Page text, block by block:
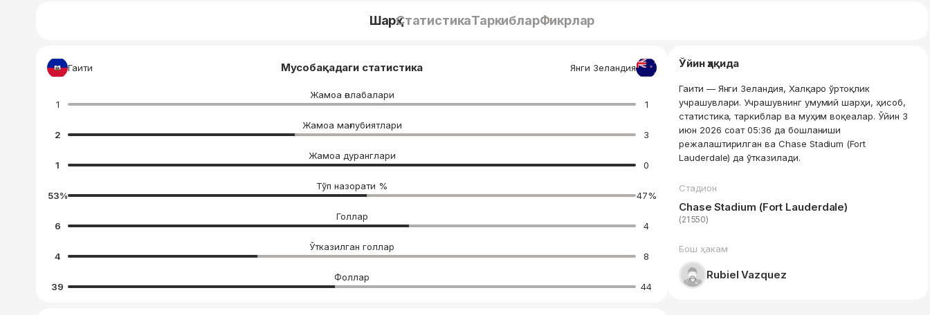
ШарҳСтатистикаТаркибларФикрлар
Гаити Мусобақадаги статистика Янги Зеландия
Жамоа ғалабалари
1
1
Жамоа мағлубиятлари
2
3
Жамоа дуранглари
1
0
Тўп назорати %
53% 47%
Голлар
6
4
Ўтказилган голлар
4
8
Фоллар
39
44
Ўйин ҳақида
Гаити — Янги Зеландия, Халқаро ўртоқлик
учрашувлари. Учрашувнинг умумий шарҳи, ҳисоб,
статистика, таркиблар ва муҳим воқеалар. Ўйин 3
июн 2026 соат 05:36 да бошланиши
режалаштирилган ва Chase Stadium (Fort
Lauderdale) да ўтказилади.
Стадион
Chase Stadium (Fort Lauderdale)
(21 550)
Бош ҳакам
Rubiel Vazquez